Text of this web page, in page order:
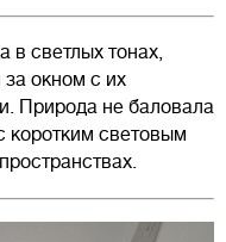
в светлых тонах,
окном с их
Природа не баловала
коротким световым